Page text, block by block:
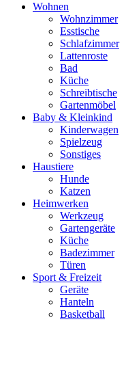
Wohnen
Wohnzimmer
Esstische
Schlafzimmer
Lattenroste
Bad
Küche
Schreibtische
Gartenmöbel
Baby & Kleinkind
Kinderwagen
Spielzeug
Sonstiges
Haustiere
Hunde
Katzen
Heimwerken
Werkzeug
Gartengeräte
Küche
Badezimmer
Türen
Sport & Freizeit
Geräte
Hanteln
Basketball